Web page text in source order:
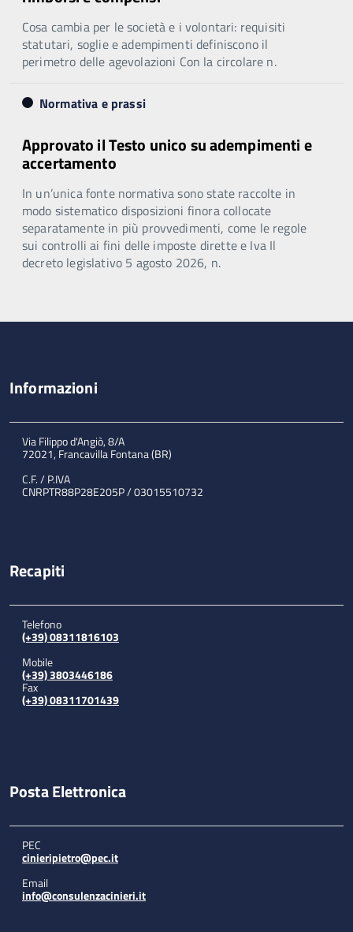
Cosa cambia per le società e i volontari: requisiti
statutari, soglie e adempimenti definiscono il
perimetro delle agevolazioni Con la circolare n.
Normativa e prassi
Approvato il Testo unico su adempimenti e
accertamento
In un’unica fonte normativa sono state raccolte in
modo sistematico disposizioni finora collocate
separatamente in più provvedimenti, come le regole
sui controlli ai fini delle imposte dirette e Iva Il
decreto legislativo 5 agosto 2026, n.
Informazioni
Via Filippo d'Angiò, 8/A
72021, Francavilla Fontana (BR)
C.F. / P.IVA
CNRPTR88P28E205P / 03015510732
Recapiti
Telefono
(+39) 08311816103
Mobile
(+39) 3803446186
Fax
(+39) 08311701439
Posta Elettronica
PEC
cinieripietro@pec.it
Email
info@consulenzacinieri.it